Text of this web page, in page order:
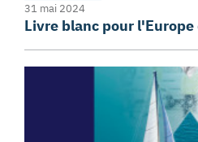
31 mai 2024
Livre blanc pour l'Europe